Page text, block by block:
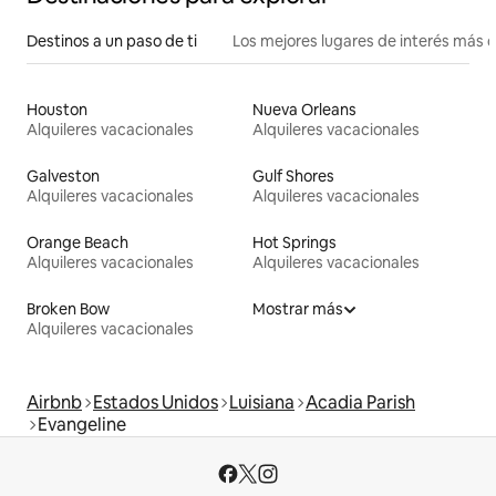
Destinos a un paso de ti Los mejores lugares de interés más
Houston
Alquileres vacacionales
Nueva Orleans
Alquileres vacacionales
Galveston
Alquileres vacacionales
Gulf Shores
Alquileres vacacionales
Orange Beach
Alquileres vacacionales
Hot Springs
Alquileres vacacionales
Broken Bow
Alquileres vacacionales
Mostrar más
Airbnb Estados Unidos Luisiana Acadia Parish
Evangeline